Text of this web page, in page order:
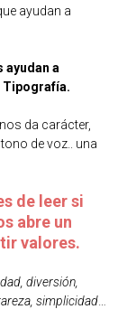
ayudan a
ayudan a
Tipografía.
da carácter,
de voz.. una
de leer si
abre un
valores.
diversión,
simplicidad…